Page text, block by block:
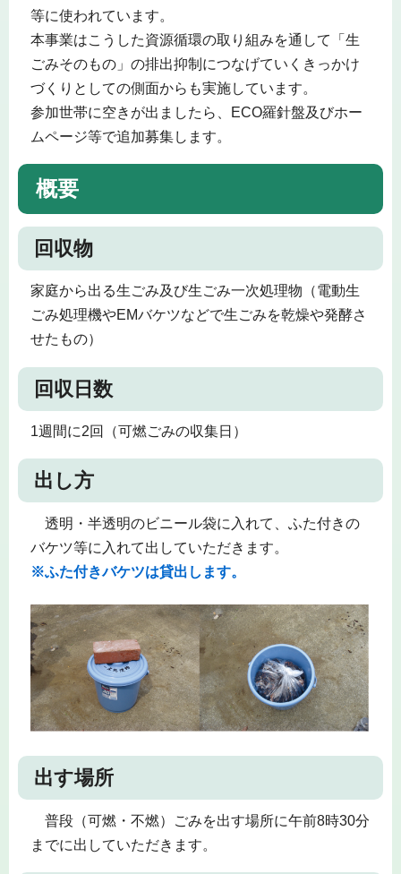
等に使われています。
本事業はこうした資源循環の取り組みを通して「生
ごみそのもの」の排出抑制につなげていくきっかけ
づくりとしての側面からも実施しています。
参加世帯に空きが出ましたら、ECO羅針盤及びホー
ムページ等で追加募集します。
概要
回収物
家庭から出る生ごみ及び生ごみ一次処理物（電動生
ごみ処理機やEMバケツなどで生ごみを乾燥や発酵さ
せたもの）
回収日数
1週間に2回（可燃ごみの収集日）
出し方
透明・半透明のビニール袋に入れて、ふた付きの
バケツ等に入れて出していただきます。
※ふた付きバケツは貸出します。
出す場所
普段（可燃・不燃）ごみを出す場所に午前8時30分
までに出していただきます。